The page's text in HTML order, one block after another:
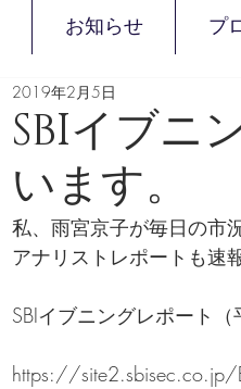
お知らせ プ
SBIイブニ
います。
2019年2月5日
私、雨宮京子が毎日の市
アナリストレポートも速
SBIイブニングレポート
https://site2.sbisec.co.jp/